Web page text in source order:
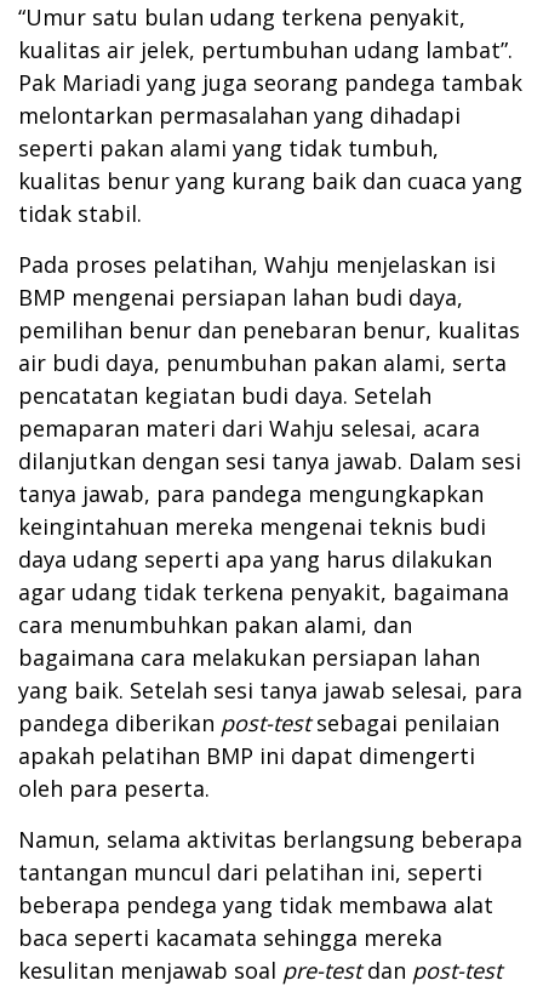
“Umur satu bulan udang terkena penyakit,
kualitas air jelek, pertumbuhan udang lambat”.
Pak Mariadi yang juga seorang pandega tambak
melontarkan permasalahan yang dihadapi
seperti pakan alami yang tidak tumbuh,
kualitas benur yang kurang baik dan cuaca yang
tidak stabil.
Pada proses pelatihan, Wahju menjelaskan isi
BMP mengenai persiapan lahan budi daya,
pemilihan benur dan penebaran benur, kualitas
air budi daya, penumbuhan pakan alami, serta
pencatatan kegiatan budi daya. Setelah
pemaparan materi dari Wahju selesai, acara
dilanjutkan dengan sesi tanya jawab. Dalam sesi
tanya jawab, para pandega mengungkapkan
keingintahuan mereka mengenai teknis budi
daya udang seperti apa yang harus dilakukan
agar udang tidak terkena penyakit, bagaimana
cara menumbuhkan pakan alami, dan
bagaimana cara melakukan persiapan lahan
yang baik. Setelah sesi tanya jawab selesai, para
pandega diberikan post-testsebagai penilaian
apakah pelatihan BMP ini dapat dimengerti
oleh para peserta.
Namun, selama aktivitas berlangsung beberapa
tantangan muncul dari pelatihan ini, seperti
beberapa pendega yang tidak membawa alat
baca seperti kacamata sehingga mereka
kesulitan menjawab soal pre-testdan post-test